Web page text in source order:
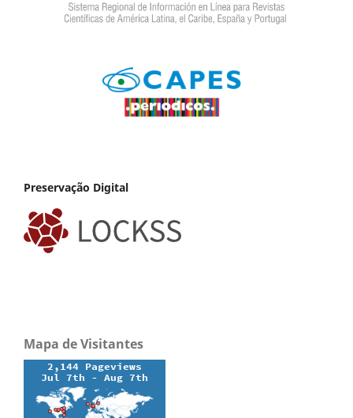
Preservação Digital
Mapa de Visitantes